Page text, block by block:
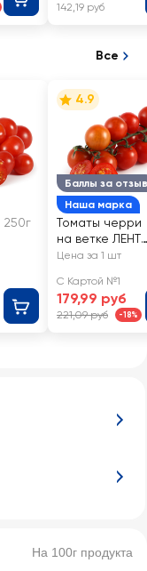
На 100г продукта
142,19 руб
Все
250г
Баллы за отзыв
Наша марка
4.9
Томаты черри
на ветке ЛЕНТА
FRESH
Цена за 1 шт
С Картой №1
179,99 руб
221,09 руб -18%